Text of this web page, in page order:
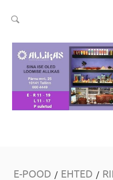
E-POOD / EHTED /